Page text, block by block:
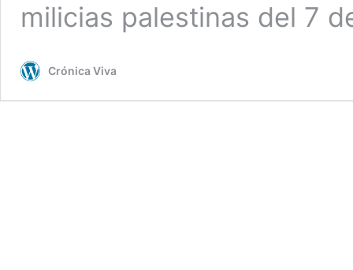
milicias palestinas del 7
Crónica Viva